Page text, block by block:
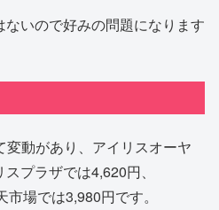
いので好みの問題になります
変動があり、アイリスオーヤ
プラザでは4,620円、
場では3,980円です。